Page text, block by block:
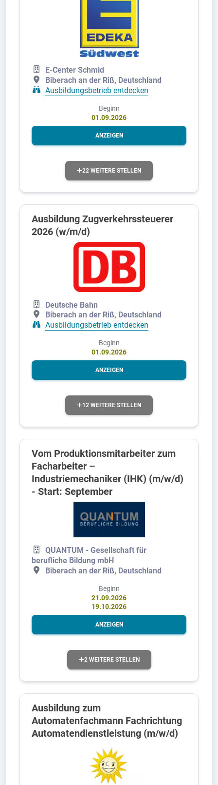
E-Center Schmid
Biberach an der Riß, Deutschland
Ausbildungsbetrieb entdecken
Beginn
01.09.2026
ANZEIGEN
22 WEITERE STELLEN
Ausbildung Zugverkehrssteuerer
2026 (w/m/d)
Deutsche Bahn
Biberach an der Riß, Deutschland
Ausbildungsbetrieb entdecken
Beginn
01.09.2026
ANZEIGEN
12 WEITERE STELLEN
Vom Produktionsmitarbeiter zum
Facharbeiter –
Industriemechaniker (IHK) (m/w/d)
- Start: September
QUANTUM - Gesellschaft für
berufliche Bildung mbH
Biberach an der Riß, Deutschland
Beginn
21.09.2026
19.10.2026
ANZEIGEN
2 WEITERE STELLEN
Ausbildung zum
Automatenfachmann Fachrichtung
Automatendienstleistung (m/w/d)